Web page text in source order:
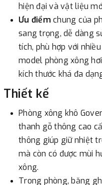
- Sau khi có thông tin xác
khách, chúng tôi sẽ thực
hiện đại và vật liệu
Ưu điểm chung của
sang trọng, dễ dàng
tích, phù hợp với
model phòng xông
kích thước khá đa
Thiết kế
Phòng xông khô
thanh gỗ thông cao
thông giúp giữ nhiệt
mà còn có được mùi
xông.
Trong phòng, băng